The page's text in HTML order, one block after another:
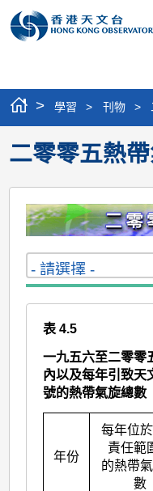
> 學習 > 刊物 >
二零零五熱
表 4.5
一九五六至二零零
內以及每年引致天
號的熱帶氣旋總數
年份
每年位
責任範
的熱帶
數